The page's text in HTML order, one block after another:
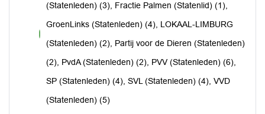
voor
(Statenleden) (3), Fractie Palmen (Statenlid) (1),
GroenLinks (Statenleden) (4), LOKAAL-LIMBURG
(Statenleden) (2), Partij voor de Dieren (Statenleden)
(2), PvdA (Statenleden) (2), PVV (Statenleden) (6),
SP (Statenleden) (4), SVL (Statenleden) (4), VVD
(Statenleden) (5)